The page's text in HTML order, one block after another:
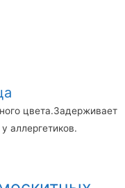
цвета.Задерживает
аллергетиков.